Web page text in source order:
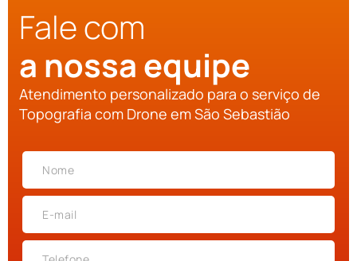
Fale com
a nossa equipe
Atendimento personalizado para o serviço de
Topografia com Drone em São Sebastião